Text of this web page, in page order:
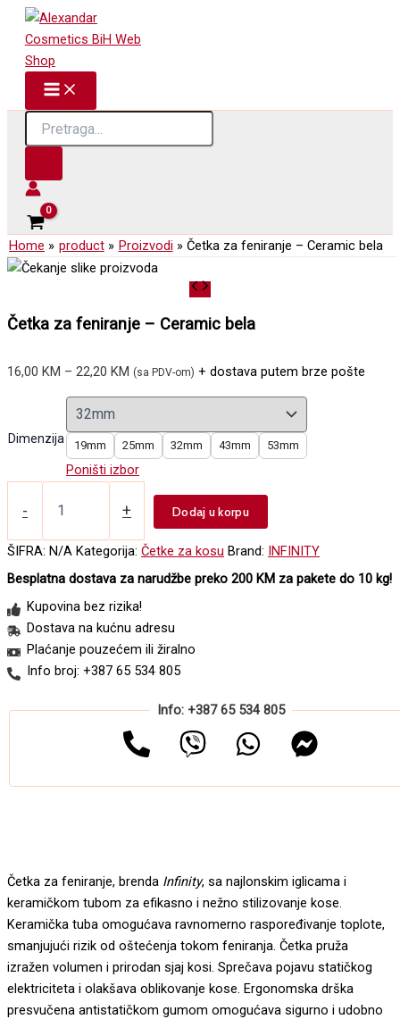
Skip
content
Products
search
Home product Proizvodi Četka za feniranje – Ceramic bela
Četka za feniranje – Ceramic bela
16,00 KM – 22,20 KM Price
through
22,20 KM
(sa PDV-om) + dostava putem brze pošte
Dimenzija 19mm 25mm 32mm 43mm 53mm
Poništi izbor
-
-
Ceramic
bela
+ Dodaj u korpu
ŠIFRA: N/A Kategorija: Četke za kosu Brand: INFINITY
Besplatna dostava za narudžbe preko 200 KM za pakete do 10 kg!
Kupovina bez rizika!
Dostava na kućnu adresu
Plaćanje pouzećem ili žiralno
Info broj: +387 65 534 805
Info: +387 65 534 805
Četka za feniranje, brenda Infinity, sa najlonskim iglicama i
keramičkom tubom za efikasno i nežno stilizovanje kose.
Keramička tuba omogućava ravnomerno raspoređivanje toplote,
smanjujući rizik od oštećenja tokom feniranja. Četka pruža
izražen volumen i prirodan sjaj kosi. Sprečava pojavu statičkog
elektriciteta i olakšava oblikovanje kose. Ergonomska drška
presvučena antistatičkom gumom omogućava sigurno i udobno